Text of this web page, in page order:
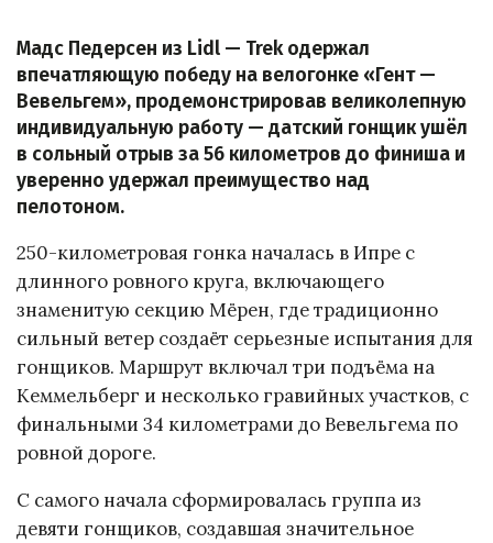
Мадс Педерсен из Lidl — Trek одержал
впечатляющую победу на велогонке «Гент —
Вевельгем», продемонстрировав великолепную
индивидуальную работу — датский гонщик ушёл
в сольный отрыв за 56 километров до финиша и
уверенно удержал преимущество над
пелотоном.
250-километровая гонка началась в Ипре с
длинного ровного круга, включающего
знаменитую секцию Мёрен, где традиционно
сильный ветер создаёт серьезные испытания для
гонщиков. Маршрут включал три подъёма на
Кеммельберг и несколько гравийных участков, с
финальными 34 километрами до Вевельгема по
ровной дороге.
С самого начала сформировалась группа из
девяти гонщиков, создавшая значительное